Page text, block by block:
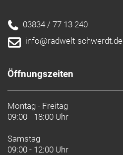
03834 / 77 13 240
info@radwelt-schwerdt.de
Öffnungszeiten
Montag - Freitag
09:00 - 18:00 Uhr
Samstag
09:00 - 12:00 Uhr